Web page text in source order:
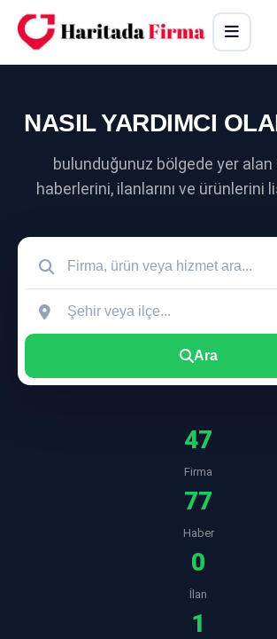
NASIL YARDIMCI
bulunduğunuz bölgede yer alan
haberlerini, ilanlarını ve ürünlerini
Ara
47
Firma
77
Haber
0
İlan
1